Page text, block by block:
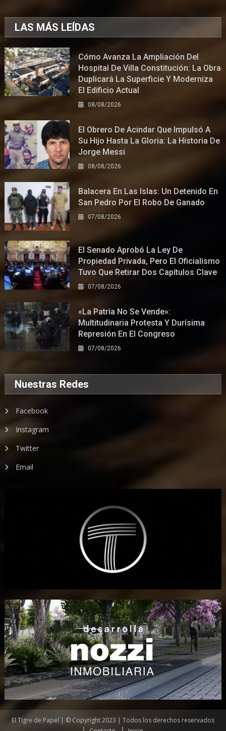
LAS MÁS LEÍDAS
Cómo Avanza La Ampliación Del
Hospital De Villa Constitución: La Obra
Duplicará La Superficie Y Moderniza
El Edificio Actual
08/08/2026
El Obrero De Acindar Que Impulsó A
Su Hijo Hasta La Gloria: La Historia De
Jorge Messi
08/08/2026
Balacera En Las Islas: Un Detenido En
San Pedro Por El Robo De Ganado
07/08/2026
El Senado Aprobó La Ley De
Propiedad Privada, Pero El Oficialismo
Tuvo Que Retirar Dos Capítulos Clave
07/08/2026
«La Patria No Se Vende»:
Multitudinaria Protesta Y Durísima
Represión En El Congreso
07/08/2026
Nuestras Redes
Facebook
Instagram
Twitter
Email
El Tigre de Papel | © Copyright 2023 | Todos los derechos reservados